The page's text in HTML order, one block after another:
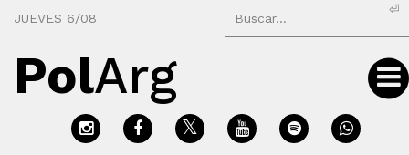
JUEVES 6/08
⏎
PolArg